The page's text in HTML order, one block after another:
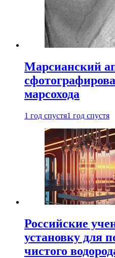
Марсианский
марсохода
1 год спустя1 год спустя
Российские
установку для
чистого